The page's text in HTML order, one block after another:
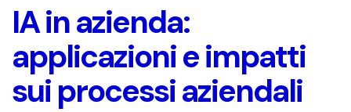
IA in azienda:
applicazioni e impatti
sui processi aziendali